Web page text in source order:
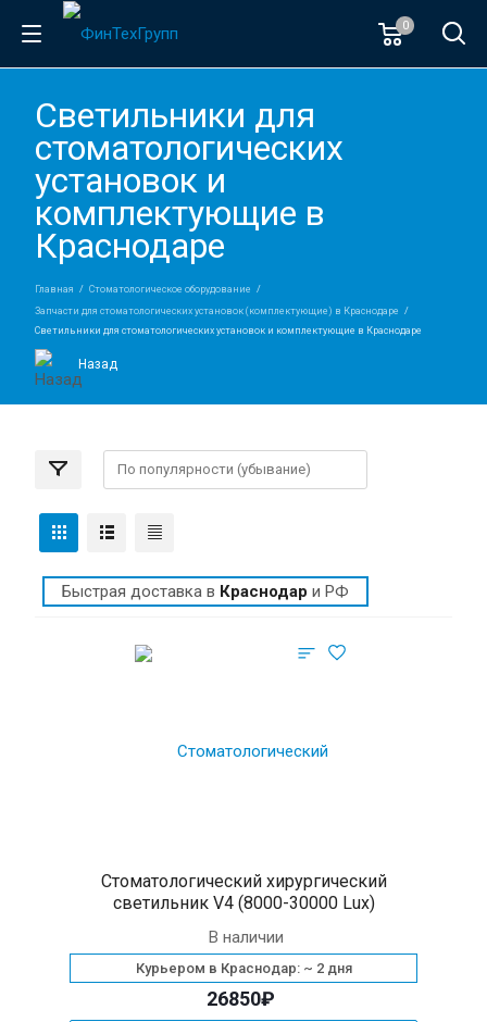
0
Светильники для
стоматологических
установок и
комплектующие в
Краснодаре
Главная
Стоматологическое оборудование
Запчасти для стоматологических установок (комплектующие) в Краснодаре
Светильники для стоматологических установок и комплектующие в Краснодаре
Назад
Быстрая доставка в Краснодар и РФ
Стоматологический хирургический
светильник V4 (8000-30000 Lux)
В наличии
Курьером в Краснодар: ~ 2 дня
26850₽